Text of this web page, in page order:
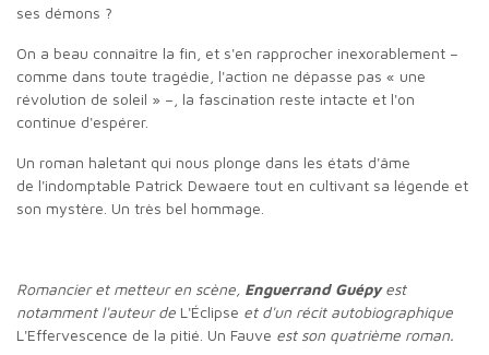
ses démons ?
On a beau connaître la fin, et s'en rapprocher inexorablement –
comme dans toute tragédie, l'action ne dépasse pas « une
révolution de soleil » –, la fascination reste intacte et l'on
continue d'espérer.
Un roman haletant qui nous plonge dans les états d'âme
de l'indomptable Patrick Dewaere tout en cultivant sa légende et
son mystère. Un très bel hommage.
Romancier et metteur en scène, Enguerrand Guépyest
notamment l'auteur de L'Éclipse et d'un récit autobiographique
L'Effervescence de la pitié. Un Fauve est son quatrième roman.